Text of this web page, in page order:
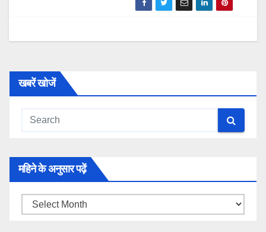
खबरें खोजें
महिने के अनुसार पढ़ें
महिने